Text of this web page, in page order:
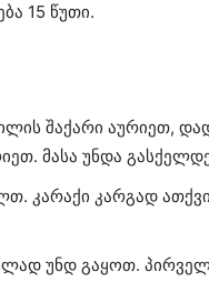
15 წუთი.
შაქარი აურიეთ,
მასა უნდა
კარაქი კარგად
უნდ გაყოთ.